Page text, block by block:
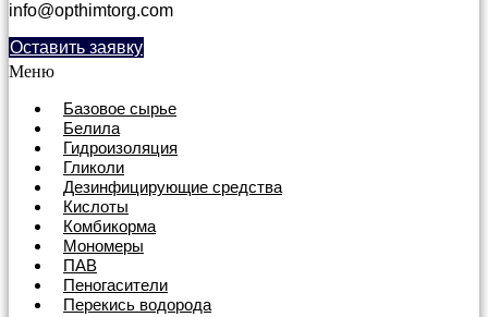
info@opthimtorg.com
Оставить заявку
Меню
Базовое сырье
Белила
Гидроизоляция
Гликоли
Дезинфицирующие средства
Кислоты
Комбикорма
Мономеры
ПАВ
Пеногасители
Перекись водорода